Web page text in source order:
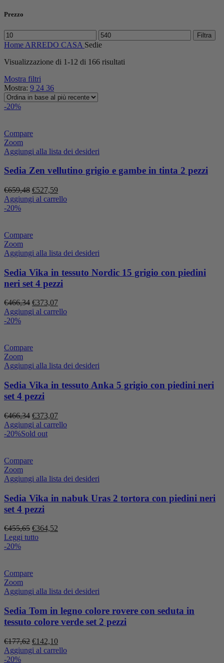
Prezzo
Prezzo
Min
Prezzo
Max
Filtra
Home ARREDO CASA Sedie
Visualizzazione di 1-12 di 166 risultati
Mostra filtri
Mostra: 9 24 36
-20%
Compare
Zoom
Aggiungi alla lista dei desideri
Sedia Zen vellutino grigio e gambe in tinta 2 pezzi
€659,48 Il
prezzo
€527,59Il
prezzo
Aggiungi al carrello
-20%
Compare
Zoom
Aggiungi alla lista dei desideri
Sedia Vika in tessuto Nordic 15 grigio con piedini
neri set 4 pezzi
€466,34 Il
prezzo
€373,07Il
prezzo
Aggiungi al carrello
-20%
Compare
Zoom
Aggiungi alla lista dei desideri
Sedia Vika in tessuto Anka 5 grigio con piedini neri
set 4 pezzi
€466,34 Il
prezzo
originale
€373,07Il
prezzo
Aggiungi al carrello
-20%Sold out
Compare
Zoom
Aggiungi alla lista dei desideri
Sedia Vika in nabuk Uras 2 tortora con piedini neri
set 4 pezzi
€455,65 Il
prezzo
€364,52
Leggi tutto
-20%
Compare
Zoom
Aggiungi alla lista dei desideri
Sedia Tom in legno colore rovere con seduta in
tessuto colore verde set 2 pezzi
€177,62 Il
prezzo
€142,10Il
prezzo
Aggiungi al carrello
-20%